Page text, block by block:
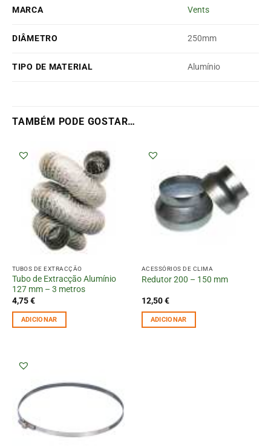
MARCA Vents
DIÂMETRO 250mm
TIPO DE MATERIAL Alumínio
TAMBÉM PODE GOSTAR…
TUBOS DE EXTRACÇÃO
Tubo de Extracção Alumínio
127 mm – 3 metros
4,75€
ADICIONAR
ACESSÓRIOS DE CLIMA
Redutor 200 – 150 mm
12,50€
ADICIONAR